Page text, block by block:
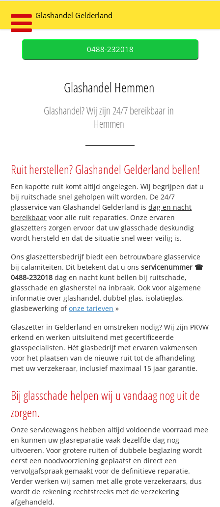
Glashandel Gelderland
0488-232018
Glashandel Hemmen
Glashandel? Wij zijn 24/7 bereikbaar in
Hemmen
Ruit herstellen? Glashandel Gelderland bellen!
Een kapotte ruit komt altijd ongelegen. Wij begrijpen dat u
bij ruitschade snel geholpen wilt worden. De 24/7
glasservice van Glashandel Gelderland isdag en nacht
bereikbaar voor alle ruit reparaties. Onze ervaren
glaszetters zorgen ervoor dat uw glasschade deskundig
wordt hersteld en dat de situatie snel weer veilig is.
Ons glaszettersbedrijf biedt een betrouwbare glasservice
bij calamiteiten. Dit betekent dat u onsservicenummer ☎
0488-232018 dag en nacht kunt bellen bij ruitschade,
glasschade en glasherstel na inbraak. Ook voor algemene
informatie over glashandel, dubbel glas, isolatieglas,
glasbewerking ofonze tarieven »
Glaszetter in Gelderland en omstreken nodig? Wij zijn PKVW
erkend en werken uitsluitend met gecertificeerde
glasspecialisten. Hét glasbedrijf met ervaren vakmensen
voor het plaatsen van de nieuwe ruit tot de afhandeling
met uw verzekeraar, inclusief maximaal 15 jaar garantie.
Bij glasschade helpen wij u vandaag nog uit de
zorgen.
Onze servicewagens hebben altijd voldoende voorraad mee
en kunnen uw glasreparatie vaak dezelfde dag nog
uitvoeren. Voor grotere ruiten of dubbele beglazing wordt
eerst een noodvoorziening geplaatst en direct een
vervolgafspraak gemaakt voor de definitieve reparatie.
Verder werken wij samen met alle grote verzekeraars, dus
wordt de rekening rechtstreeks met de verzekering
afgehandeld.